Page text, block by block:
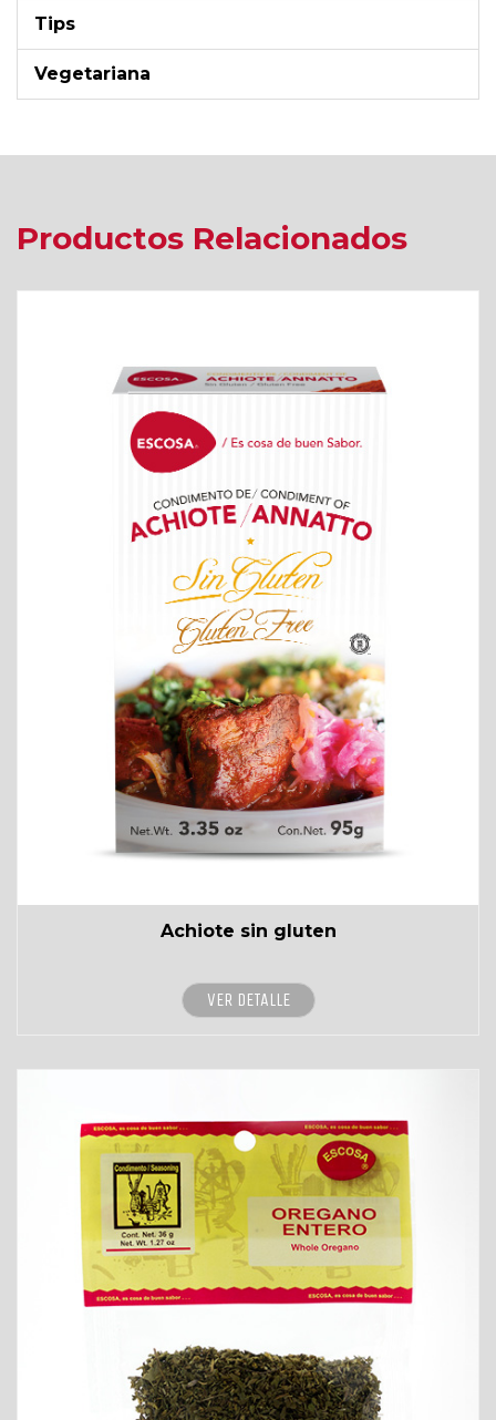
Tips
Vegetariana
Productos Relacionados
Achiote sin gluten
VER DETALLE